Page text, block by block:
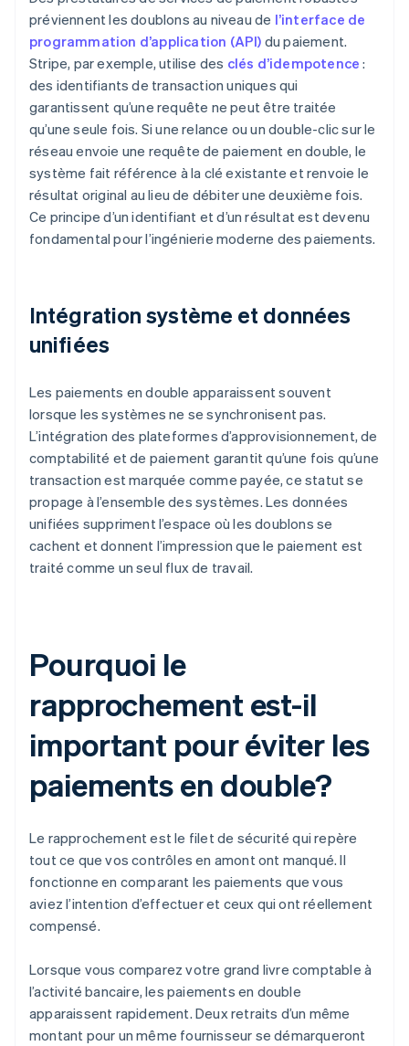
préviennent les doublons au niveau de l’interface de
programmation d’application (API) du paiement.
Stripe, par exemple, utilise des clés d’idempotence :
des identifiants de transaction uniques qui
garantissent qu’une requête ne peut être traitée
qu’une seule fois. Si une relance ou un double-clic sur le
réseau envoie une requête de paiement en double, le
système fait référence à la clé existante et renvoie le
résultat original au lieu de débiter une deuxième fois.
Ce principe d’un identifiant et d’un résultat est devenu
fondamental pour l’ingénierie moderne des paiements.
Intégration système et données
unifiées
Les paiements en double apparaissent souvent
lorsque les systèmes ne se synchronisent pas.
L’intégration des plateformes d’approvisionnement, de
comptabilité et de paiement garantit qu’une fois qu’une
transaction est marquée comme payée, ce statut se
propage à l’ensemble des systèmes. Les données
unifiées suppriment l’espace où les doublons se
cachent et donnent l’impression que le paiement est
traité comme un seul flux de travail.
Pourquoi le
rapprochement est-il
important pour éviter les
paiements en double?
Le rapprochement est le filet de sécurité qui repère
tout ce que vos contrôles en amont ont manqué. Il
fonctionne en comparant les paiements que vous
aviez l’intention d’effectuer et ceux qui ont réellement
compensé.
Lorsque vous comparez votre grand livre comptable à
l’activité bancaire, les paiements en double
apparaissent rapidement. Deux retraits d’un même
montant pour un même fournisseur se démarqueront